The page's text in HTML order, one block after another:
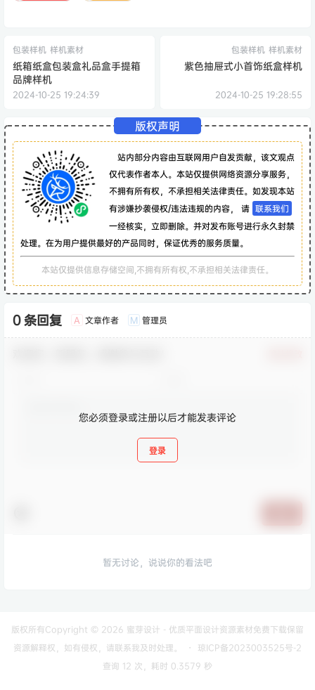
包装样机 样机素材
纸箱纸盒包装盒礼品盒手提箱
品牌样机
2024-10-25 19:24:39
包装样机 样机素材
紫色抽屉式小首饰纸盒样机
2024-10-25 19:28:55
版权声明
站内部分内容由互联网用户自发贡献，该文观点
仅代表作者本人。本站仅提供网络资源分享服务，
不拥有所有权，不承担相关法律责任。如发现本站
有涉嫌抄袭侵权/违法违规的内容， 请 联系我们
一经核实，立即删除。并对发布账号进行永久封禁
处理。在为用户提供最好的产品同时，保证优秀的服务质量。
本站仅提供信息存储空间,不拥有所有权,不承担相关法律责任。
0 条回复 A 文章作者 M 管理员
您必须登录或注册以后才能发表评论
登录
暂无讨论，说说你的看法吧
版权所有Copyright © 2026 蜜芽设计 - 优质平面设计资源素材免费下载保留
资源解释权，如有侵权，请联系我及时处理。
・
琼ICP备2023003525号-2
查询 12 次，耗时 0.3579 秒